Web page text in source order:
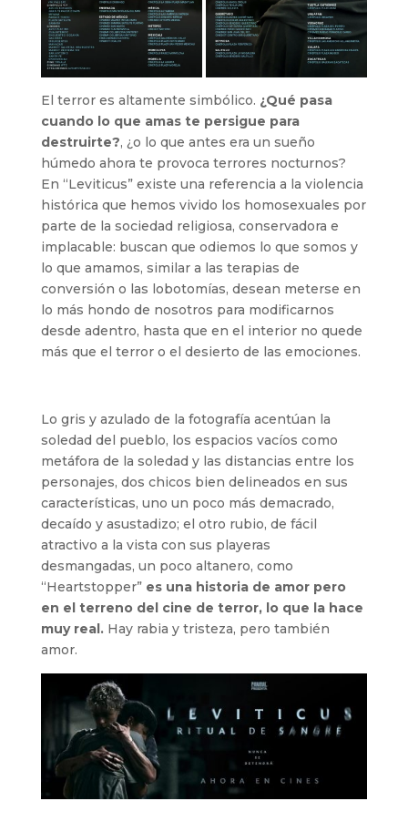
El terror es altamente simbólico. ¿Qué pasa
cuando lo que amas te persigue para
destruirte?, ¿o lo que antes era un sueño
húmedo ahora te provoca terrores nocturnos?
En “Leviticus” existe una referencia a la violencia
histórica que hemos vivido los homosexuales por
parte de la sociedad religiosa, conservadora e
implacable: buscan que odiemos lo que somos y
lo que amamos, similar a las terapias de
conversión o las lobotomías, desean meterse en
lo más hondo de nosotros para modificarnos
desde adentro, hasta que en el interior no quede
más que el terror o el desierto de las emociones.
Lo gris y azulado de la fotografía acentúan la
soledad del pueblo, los espacios vacíos como
metáfora de la soledad y las distancias entre los
personajes, dos chicos bien delineados en sus
características, uno un poco más demacrado,
decaído y asustadizo; el otro rubio, de fácil
atractivo a la vista con sus playeras
desmangadas, un poco altanero, como
“Heartstopper”es una historia de amor pero
en el terreno del cine de terror, lo que la hace
muy real. Hay rabia y tristeza, pero también
amor.